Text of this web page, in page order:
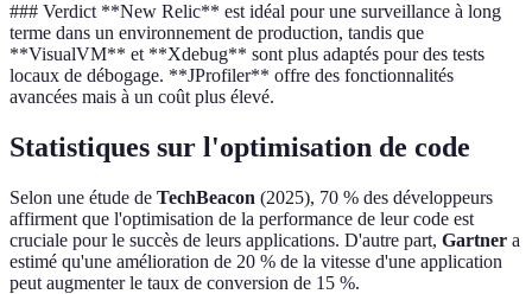
### Verdict **New Relic** est idéal pour une surveillance à long
terme dans un environnement de production, tandis que
**VisualVM** et **Xdebug** sont plus adaptés pour des tests
locaux de débogage. **JProfiler** offre des fonctionnalités
avancées mais à un coût plus élevé.
Statistiques sur l'optimisation de code
Selon une étude de TechBeacon (2025), 70 % des développeurs
affirment que l'optimisation de la performance de leur code est
cruciale pour le succès de leurs applications. D'autre part, Gartner a
estimé qu'une amélioration de 20 % de la vitesse d'une application
peut augmenter le taux de conversion de 15 %.